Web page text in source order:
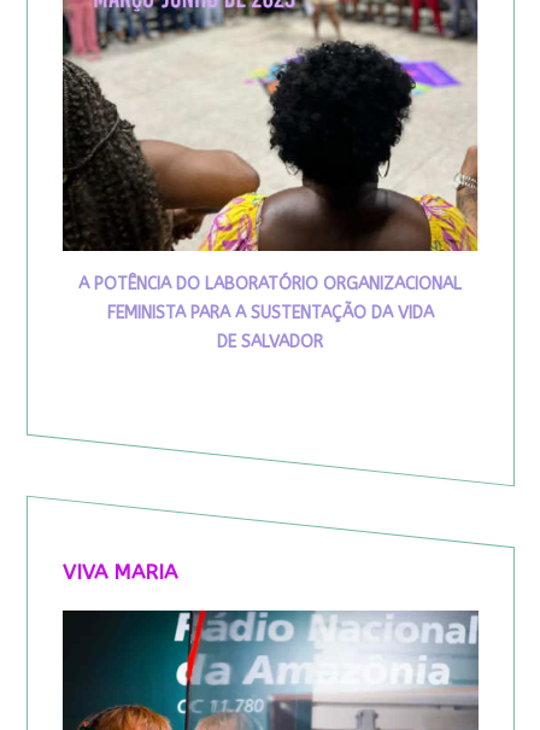
A POTÊNCIA DO LABORATÓRIO ORGANIZACIONAL
FEMINISTA PARA A SUSTENTAÇÃO DA VIDA
DE SALVADOR
VIVA MARIA